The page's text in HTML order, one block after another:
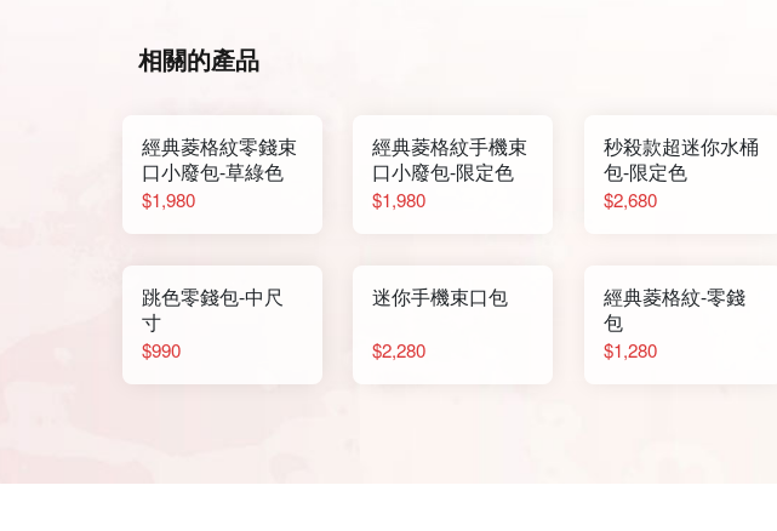
相關的產品
經典菱格紋零錢束
口小廢包-草綠色
$1,980
經典菱格紋手機束
口小廢包-限定色
$1,980
秒殺款超迷你水桶
包-限定色
$2,680
跳色零錢包-中尺
寸
$990
迷你手機束口包
$2,280
經典菱格紋-零錢
包
$1,280